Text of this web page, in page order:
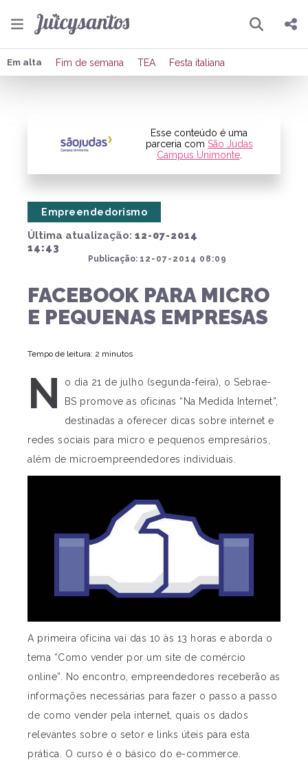
Pesquisar
Compartilhar
Publicar no Facebook
Em alta Fim de semana TEA Festa italiana
Esse conteúdo é uma
parceria com São Judas
Campus Unimonte.
Última atualização: 12-07-2014
14:43
Publicação: 12-07-2014 08:09
Empreendedorismo
FACEBOOK PARA MICRO
E PEQUENAS EMPRESAS
Tempo de leitura: 2 minutos
N
o dia 21 de julho (segunda-feira), o Sebrae-
BS promove as oficinas “Na Medida Internet”,
destinadas a oferecer dicas sobre internet e
redes sociais para micro e pequenos empresários,
além de microempreendedores individuais.
A primeira oficina vai das 10 às 13 horas e aborda o
tema “Como vender por um site de comércio
online”. No encontro, empreendedores receberão as
informações necessárias para fazer o passo a passo
de como vender pela internet, quais os dados
relevantes sobre o setor e links úteis para esta
prática. O curso é o básico do e-commerce.